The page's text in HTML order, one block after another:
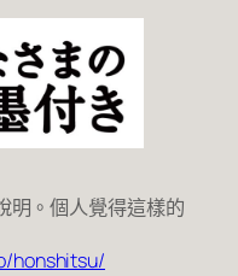
明。個人覺得這樣的
honshitsu/